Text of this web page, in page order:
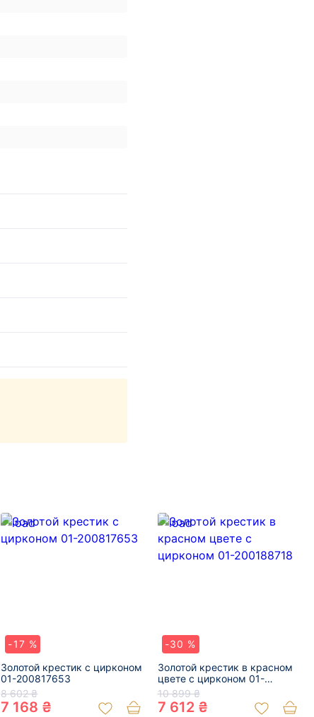
-17 %
Золотой крестик с цирконом
01-200817653
8 602 ₴
7 168 ₴
-30 %
Золотой крестик в красном
цвете с цирконом 01-
200188718
10 899 ₴
7 612 ₴